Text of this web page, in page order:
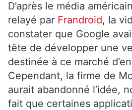
D’après le média américain
relayé par Frandroid, la
constater que Google
tête de développer une
destinée à ce marché
Cependant, la firme de
aurait abandonné l’idée,
fait que certaines